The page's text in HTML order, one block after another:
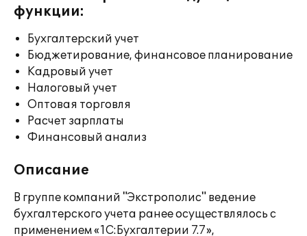
функции:
Бухгалтерский учет
Бюджетирование, финансовое планирование
Кадровый учет
Налоговый учет
Оптовая торговля
Расчет зарплаты
Финансовый анализ
Описание
В группе компаний "Экстрополис" ведение
бухгалтерского учета ранее осуществлялось с
применением «1С:Бухгалтерии 7.7»,